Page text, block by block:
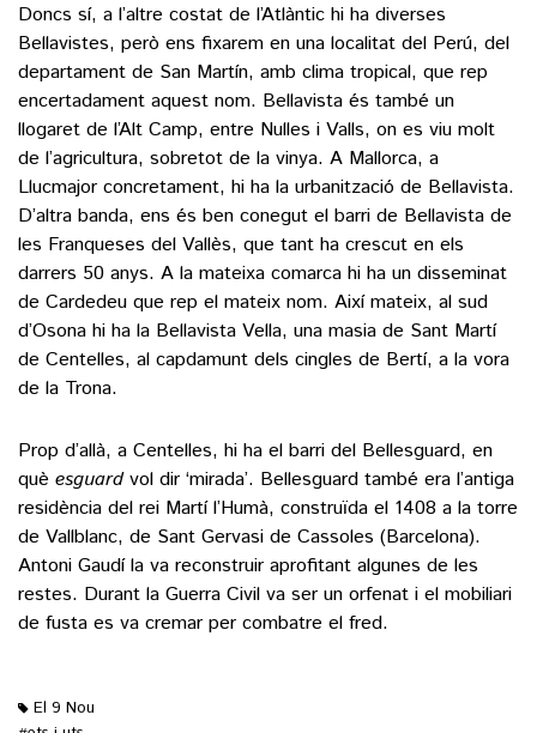
VEURE TOTES
CULTURA POPULAR
LLIBRES
CALAIX
VEURE TOTES
FOTOGALERIES
9MAGAZÍN
AGENDA
BLOGOSFERA
Doncs sí, a l’altre costat de l’Atlàntic hi ha diverses
Bellavistes, però ens fixarem en una localitat del Perú, del
departament de San Martín, amb clima tropical, que rep
encertadament aquest nom. Bellavista és també un
llogaret de l’Alt Camp, entre Nulles i Valls, on es viu molt
de l’agricultura, sobretot de la vinya. A Mallorca, a
Llucmajor concretament, hi ha la urbanització de Bellavista.
D’altra banda, ens és ben conegut el barri de Bellavista de
les Franqueses del Vallès, que tant ha crescut en els
darrers 50 anys. A la mateixa comarca hi ha un disseminat
de Cardedeu que rep el mateix nom. Així mateix, al sud
d’Osona hi ha la Bellavista Vella, una masia de Sant Martí
de Centelles, al capdamunt dels cingles de Bertí, a la vora
de la Trona.
Prop d’allà, a Centelles, hi ha el barri del Bellesguard, en
què esguardvol dir ‘mirada’. Bellesguard també era l’antiga
residència del rei Martí l’Humà, construïda el 1408 a la torre
de Vallblanc, de Sant Gervasi de Cassoles (Barcelona).
Antoni Gaudí la va reconstruir aprofitant algunes de les
restes. Durant la Guerra Civil va ser un orfenat i el mobiliari
de fusta es va cremar per combatre el fred.
El 9 Nou